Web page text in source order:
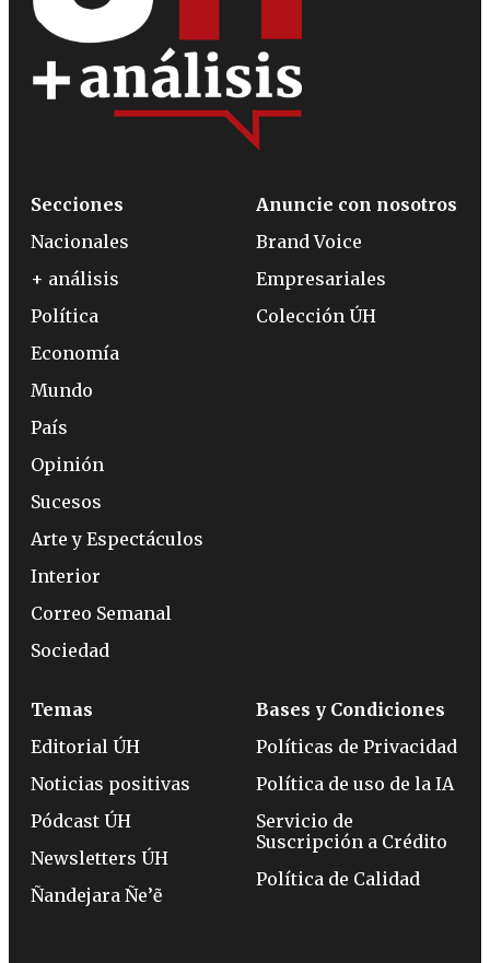
Secciones
Nacionales
+ análisis
Política
Economía
Mundo
País
Opinión
Sucesos
Arte y Espectáculos
Interior
Correo Semanal
Sociedad
Anuncie con nosotros
Brand Voice
Empresariales
Colección ÚH
Temas
Editorial ÚH
Noticias positivas
Pódcast ÚH
Newsletters ÚH
Ñandejara Ñe’ẽ
Bases y Condiciones
Políticas de Privacidad
Política de uso de la IA
Servicio de
Suscripción a Crédito
Política de Calidad